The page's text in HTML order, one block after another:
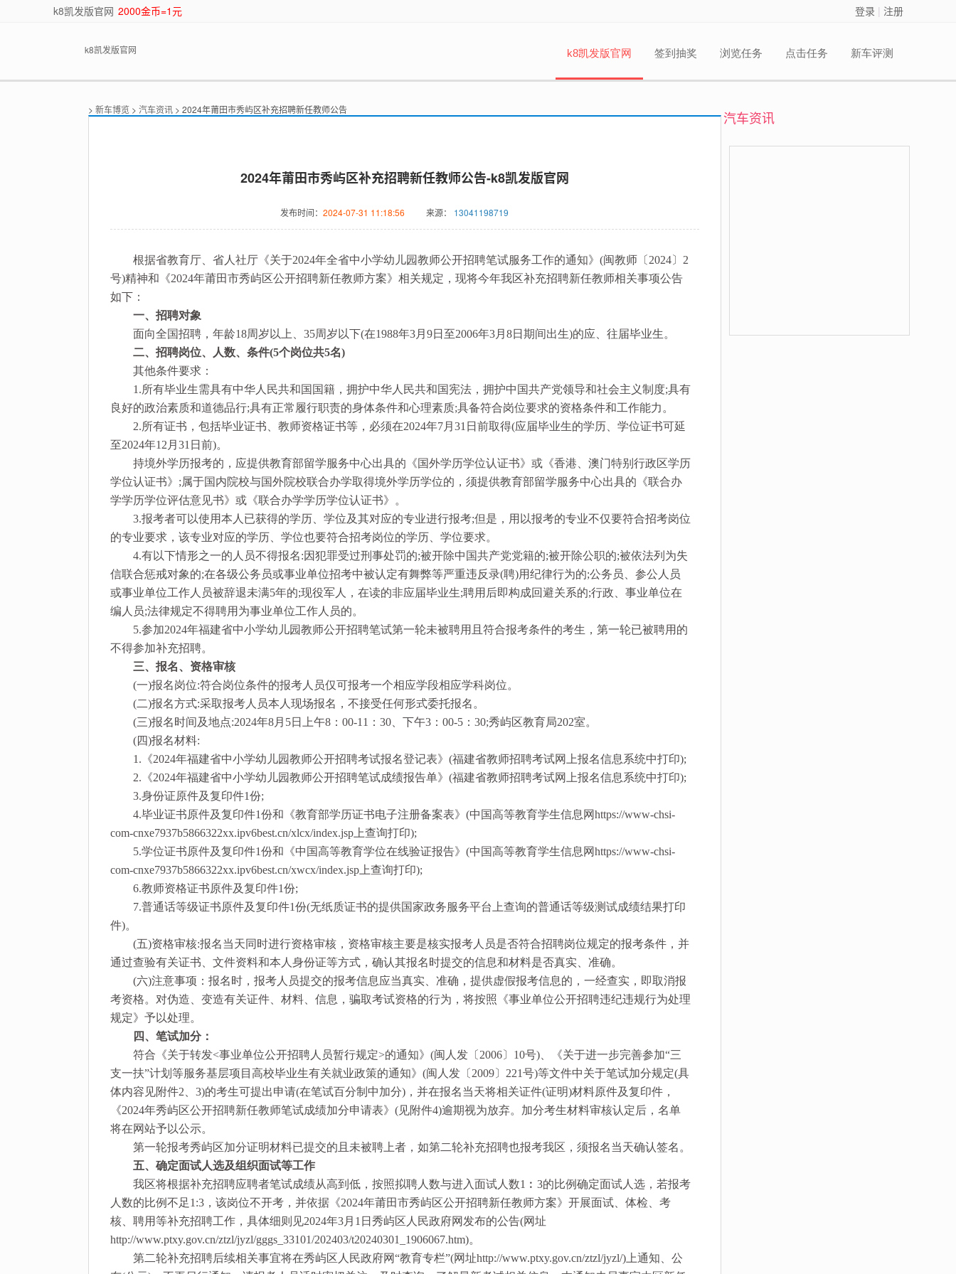
登录 | 注册
k8凯发版官网 2000金币=1元
k8凯发版官网 k8凯发版官网 签到抽奖 浏览任务 点击任务 新车评测
> 新车博览 > 汽车资讯 > 2024年莆田市秀屿区补充招聘新任教师公告
2024年莆田市秀屿区补充招聘新任教师公告-k8凯发版官网
发布时间： 2024-07-31 11:18:56 来源： 13041198719
根据省教育厅、省人社厅《关于2024年全省中小学幼儿园教师公开招聘笔试服务工作的通知》(闽教师〔2024〕2
号)精神和《2024年莆田市秀屿区公开招聘新任教师方案》相关规定，现将今年我区补充招聘新任教师相关事项公告
如下：
一、招聘对象
面向全国招聘，年龄18周岁以上、35周岁以下(在1988年3月9日至2006年3月8日期间出生)的应、往届毕业生。
二、招聘岗位、人数、条件(5个岗位共5名)
其他条件要求：
1.所有毕业生需具有中华人民共和国国籍，拥护中华人民共和国宪法，拥护中国共产党领导和社会主义制度;具有
良好的政治素质和道德品行;具有正常履行职责的身体条件和心理素质;具备符合岗位要求的资格条件和工作能力。
2.所有证书，包括毕业证书、教师资格证书等，必须在2024年7月31日前取得(应届毕业生的学历、学位证书可延
至2024年12月31日前)。
持境外学历报考的，应提供教育部留学服务中心出具的《国外学历学位认证书》或《香港、澳门特别行政区学历
学位认证书》;属于国内院校与国外院校联合办学取得境外学历学位的，须提供教育部留学服务中心出具的《联合办
学学历学位评估意见书》或《联合办学学历学位认证书》。
3.报考者可以使用本人已获得的学历、学位及其对应的专业进行报考;但是，用以报考的专业不仅要符合招考岗位
的专业要求，该专业对应的学历、学位也要符合招考岗位的学历、学位要求。
4.有以下情形之一的人员不得报名:因犯罪受过刑事处罚的;被开除中国共产党党籍的;被开除公职的;被依法列为失
信联合惩戒对象的;在各级公务员或事业单位招考中被认定有舞弊等严重违反录(聘)用纪律行为的;公务员、参公人员
或事业单位工作人员被辞退未满5年的;现役军人，在读的非应届毕业生;聘用后即构成回避关系的;行政、事业单位在
编人员;法律规定不得聘用为事业单位工作人员的。
5.参加2024年福建省中小学幼儿园教师公开招聘笔试第一轮未被聘用且符合报考条件的考生，第一轮已被聘用的
不得参加补充招聘。
三、报名、资格审核
(一)报名岗位:符合岗位条件的报考人员仅可报考一个相应学段相应学科岗位。
(二)报名方式:采取报考人员本人现场报名，不接受任何形式委托报名。
(三)报名时间及地点:2024年8月5日上午8：00-11：30、下午3：00-5：30;秀屿区教育局202室。
(四)报名材料:
1.《2024年福建省中小学幼儿园教师公开招聘考试报名登记表》(福建省教师招聘考试网上报名信息系统中打印);
2.《2024年福建省中小学幼儿园教师公开招聘笔试成绩报告单》(福建省教师招聘考试网上报名信息系统中打印);
3.身份证原件及复印件1份;
4.毕业证书原件及复印件1份和《教育部学历证书电子注册备案表》(中国高等教育学生信息网https://www-chsi-
com-cnxe7937b5866322xx.ipv6best.cn/xlcx/index.jsp上查询打印);
5.学位证书原件及复印件1份和《中国高等教育学位在线验证报告》(中国高等教育学生信息网https://www-chsi-
com-cnxe7937b5866322xx.ipv6best.cn/xwcx/index.jsp上查询打印);
6.教师资格证书原件及复印件1份;
7.普通话等级证书原件及复印件1份(无纸质证书的提供国家政务服务平台上查询的普通话等级测试成绩结果打印
件)。
(五)资格审核:报名当天同时进行资格审核，资格审核主要是核实报考人员是否符合招聘岗位规定的报考条件，并
通过查验有关证书、文件资料和本人身份证等方式，确认其报名时提交的信息和材料是否真实、准确。
(六)注意事项：报名时，报考人员提交的报考信息应当真实、准确，提供虚假报考信息的，一经查实，即取消报
考资格。对伪造、变造有关证件、材料、信息，骗取考试资格的行为，将按照《事业单位公开招聘违纪违规行为处理
规定》予以处理。
四、笔试加分：
符合《关于转发<事业单位公开招聘人员暂行规定>的通知》(闽人发〔2006〕10号)、《关于进一步完善参加“三
支一扶”计划等服务基层项目高校毕业生有关就业政策的通知》(闽人发〔2009〕221号)等文件中关于笔试加分规定(具
体内容见附件2、3)的考生可提出申请(在笔试百分制中加分)，并在报名当天将相关证件(证明)材料原件及复印件，
《2024年秀屿区公开招聘新任教师笔试成绩加分申请表》(见附件4)逾期视为放弃。加分考生材料审核认定后，名单
将在网站予以公示。
第一轮报考秀屿区加分证明材料已提交的且未被聘上者，如第二轮补充招聘也报考我区，须报名当天确认签名。
五、确定面试人选及组织面试等工作
我区将根据补充招聘应聘者笔试成绩从高到低，按照拟聘人数与进入面试人数1︰3的比例确定面试人选，若报考
人数的比例不足1:3，该岗位不开考，并依据《2024年莆田市秀屿区公开招聘新任教师方案》开展面试、体检、考
核、聘用等补充招聘工作，具体细则见2024年3月1日秀屿区人民政府网发布的公告(网址
http://www.ptxy.gov.cn/ztzl/jyzl/gggs_33101/202403/t20240301_1906067.htm)。
第二轮补充招聘后续相关事宜将在秀屿区人民政府网“教育专栏”(网址http://www.ptxy.gov.cn/ztzl/jyzl/)上通知、公
汽车资讯